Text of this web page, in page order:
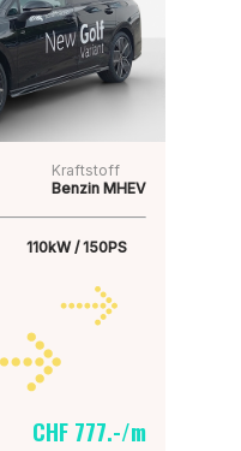
Kraftstoff
Benzin MHEV
110kW / 150PS
CHF 777.-/m